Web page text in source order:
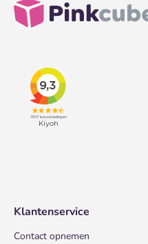
Klantenservice
Contact opnemen